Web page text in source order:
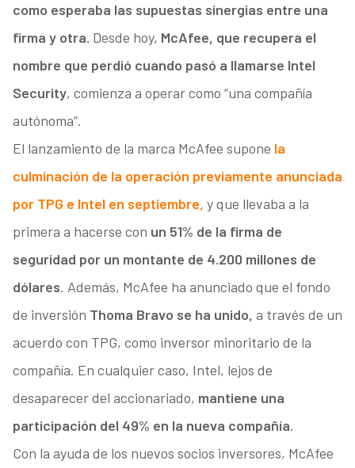
como esperaba las supuestas sinergias entre una
firma y otra. Desde hoy, McAfee, que recupera el
nombre que perdió cuando pasó a llamarse Intel
Security, comienza a operar como “una compañía
autónoma”.
El lanzamiento de la marca McAfee supone la
culminación de la operación previamente anunciada
por TPG e Intel en septiembre, y que llevaba a la
primera a hacerse con un 51% de la firma de
seguridad por un montante de 4.200 millones de
dólares. Además, McAfee ha anunciado que el fondo
de inversión Thoma Bravo se ha unido, a través de un
acuerdo con TPG, como inversor minoritario de la
compañía. En cualquier caso, Intel, lejos de
desaparecer del accionariado, mantiene una
participación del 49% en la nueva compañía.
Con la ayuda de los nuevos socios inversores, McAfee